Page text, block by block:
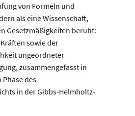
von Formeln und
als eine Wissenschaft,
Gesetzmäßigkeiten beruht:
sowie der
ungeordneter
zusammengefasst in
des
in der Gibbs-Helmholtz-